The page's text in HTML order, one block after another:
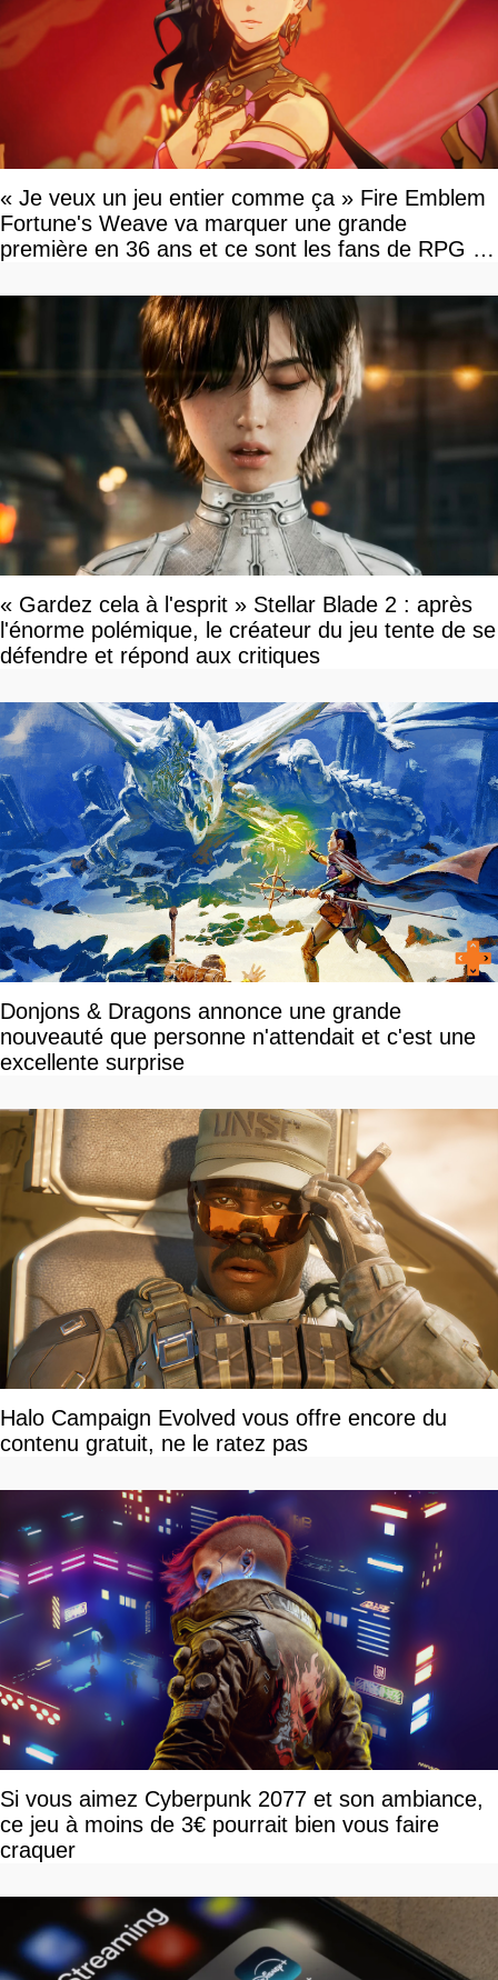
« Je veux un jeu entier comme ça » Fire Emblem
Fortune's Weave va marquer une grande
première en 36 ans et ce sont les fans de RPG en
« Gardez cela à l'esprit » Stellar Blade 2 : après
l'énorme polémique, le créateur du jeu tente de se
défendre et répond aux critiques
Donjons & Dragons annonce une grande
nouveauté que personne n'attendait et c'est une
excellente surprise
Halo Campaign Evolved vous offre encore du
contenu gratuit, ne le ratez pas
Si vous aimez Cyberpunk 2077 et son ambiance,
ce jeu à moins de 3€ pourrait bien vous faire
craquer